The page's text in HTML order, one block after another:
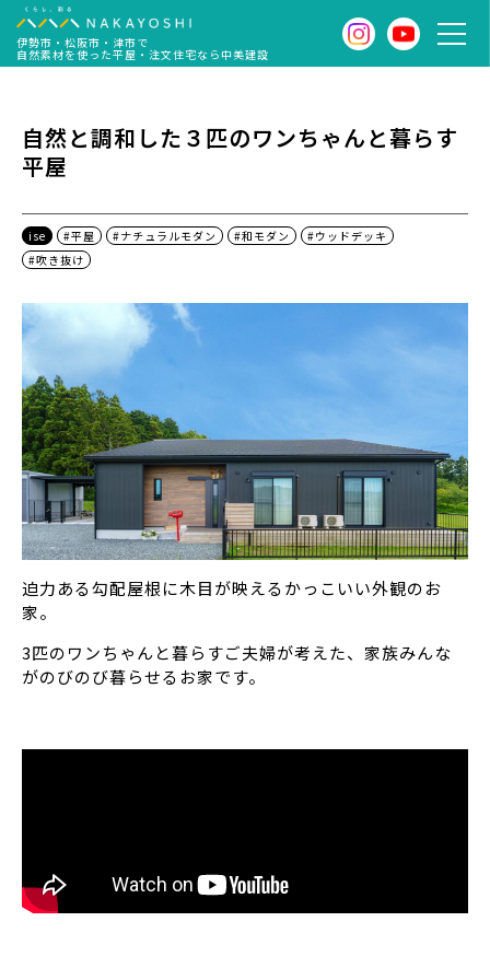
伊勢市・松阪市・津市で
自然素材を使った平屋・注文住宅なら中美建設
自然と調和した３匹のワンちゃんと暮らす
平屋
ise #平屋 #ナチュラルモダン #和モダン
#ウッドデッキ
#吹き抜け
迫力ある勾配屋根に木目が映えるかっこいい外観のお
家。
3匹のワンちゃんと暮らすご夫婦が考えた、家族みんな
がのびのび暮らせるお家です。